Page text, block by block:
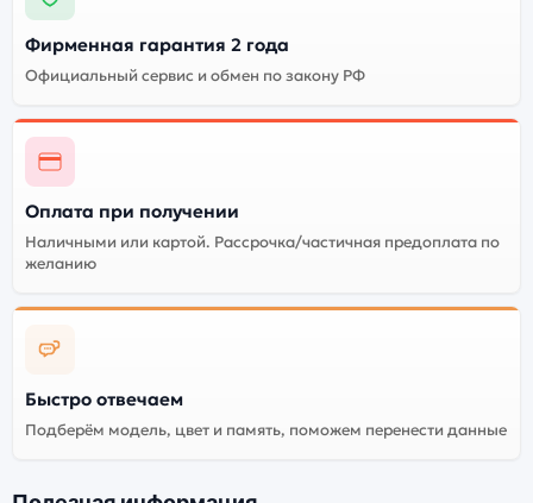
Фирменная гарантия 2 года
Официальный сервис и обмен по закону РФ
Оплата при получении
Наличными или картой. Рассрочка/частичная предоплата по
желанию
Быстро отвечаем
Подберём модель, цвет и память, поможем перенести данные